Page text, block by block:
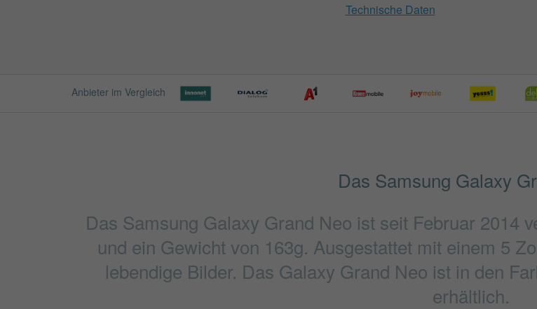
Technische Daten
Anbieter im Vergleich
Das Samsung Galaxy
Das Samsung Galaxy Grand Neo ist seit Februar 2014
und ein Gewicht von 163g. Ausgestattet mit einem 5
lebendige Bilder. Das Galaxy Grand Neo ist in den
erhältlich.